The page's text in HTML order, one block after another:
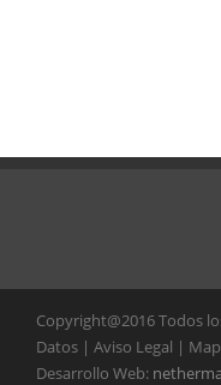
Copyright@2016 Todos
Datos | Aviso Legal |
Desarrollo Web: